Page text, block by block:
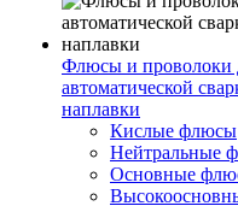
Флюсы и проволоки
автоматической
наплавки
Кислые флюсы
Нейтральные
Основные